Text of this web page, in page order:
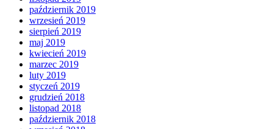
październik 2019
wrzesień 2019
sierpień 2019
maj 2019
kwiecień 2019
marzec 2019
luty 2019
styczeń 2019
grudzień 2018
listopad 2018
październik 2018